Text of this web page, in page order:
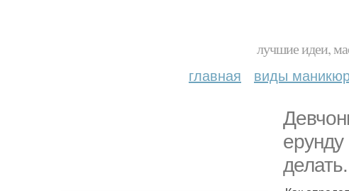
лучшие идеи,
главная виды
делать.